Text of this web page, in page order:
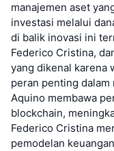
manajemen aset
investasi melalui
di balik inovasi ini
Federico Cristina,
yang dikenal karena
peran penting
Aquino membawa
blockchain,
Federico Cristina
pemodelan